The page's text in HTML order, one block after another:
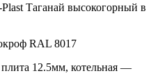
Таганай высокогорный в
RAL 8017
12.5мм, котельная —